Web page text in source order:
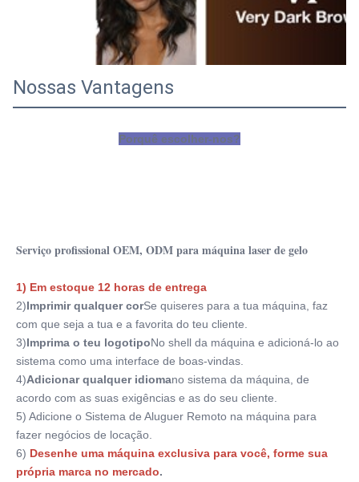
Nossas Vantagens
Porquê escolher-nos?
Serviço profissional OEM, ODM para máquina laser de gelo
1) Em estoque 12 horas de entrega
2)Imprimir qualquer corSe quiseres para a tua máquina, faz
com que seja a tua e a favorita do teu cliente.
3)Imprima o teu logotipoNo shell da máquina e adicioná-lo ao
sistema como uma interface de boas-vindas.
4)Adicionar qualquer idiomano sistema da máquina, de
acordo com as suas exigências e as do seu cliente.
5) Adicione o Sistema de Aluguer Remoto na máquina para
fazer negócios de locação.
6) Desenhe uma máquina exclusiva para você, forme sua
própria marca no mercado.